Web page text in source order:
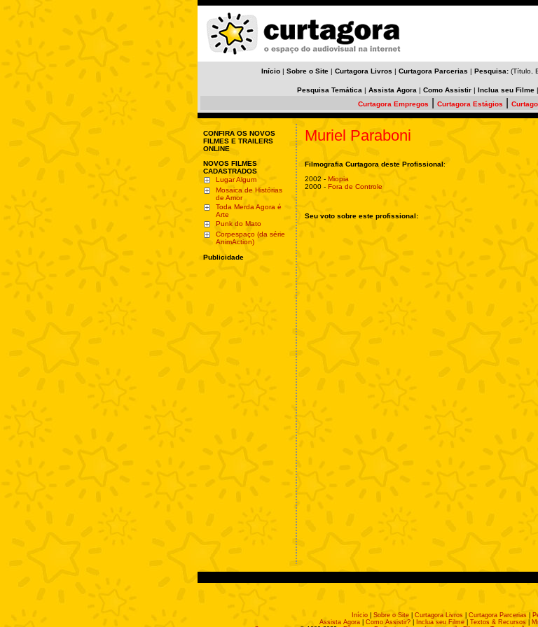
Início | Sobre o Site | Curtagora Livros | Curtagora Parcerias | Pesquisa: (Título,
Pesquisa Temática | Assista Agora | Como Assistir | Inclua seu Filme |
Curtagora Empregos
Curtagora Estágios
CONFIRA OS NOVOS
FILMES E TRAILERS
ONLINE
NOVOS FILMES
CADASTRADOS
Lugar Algum
Mosaica de Histórias
de Amor
Toda Merda Agora é
Arte
Punk do Mato
Corpespaço (da série
AnimAction)
Publicidade
Muriel Paraboni
Filmografia Curtagora deste Profissional:
2002 - Miopia
2000 - Fora de Controle
Seu voto sobre este profissional:
Início Sobre o Site Curtagora Livros Curtagora Parcerias
Assista Agora| Como Assistir?| Inclua seu Filme| Textos & Recursos